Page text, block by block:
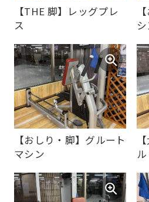
【THE 脚】レッグプレ
ス
【おしり・脚】グルート
マシン
ル
is